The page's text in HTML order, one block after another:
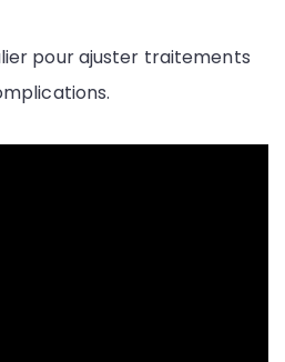
pour ajuster traitements